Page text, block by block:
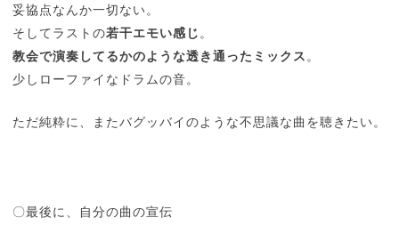
妥協点なんか一切ない。
そしてラストの若干エモい感じ 。
教会で演奏してるかのような透き通ったミックス 。
少しローファイなドラムの音。
ただ純粋に、またバグッバイのような不思議な曲を聴きたい。
〇最後に、自分の曲の宣伝